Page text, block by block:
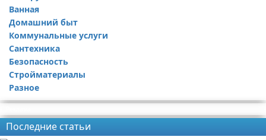
Ремонт квартиры
Ванная
Домашний быт
Коммунальные услуги
Сантехника
Безопасность
Стройматериалы
Разное
Последние статьи